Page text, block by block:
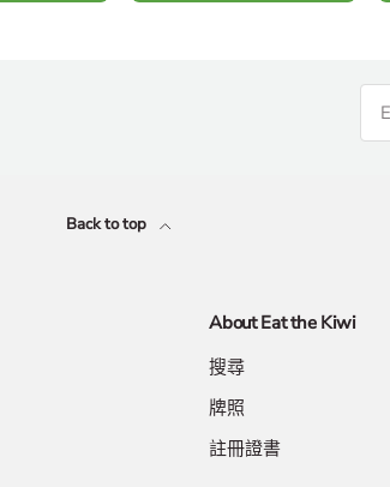
Back to top
About Eat the Kiwi
搜尋
牌照
註冊證書